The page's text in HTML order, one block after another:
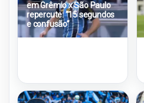
em Grêmio x São Paulo
repercute: “15 segundos
e confusão”